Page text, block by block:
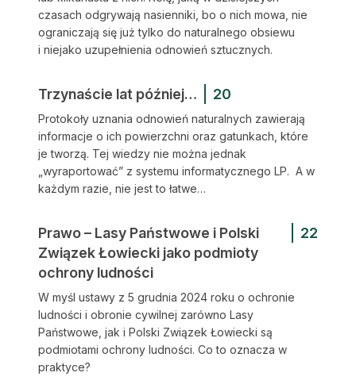
czasach odgrywają nasienniki, bo o nich mowa, nie
ograniczają się już tylko do naturalnego obsiewu
i niejako uzupełnienia odnowień sztucznych.
Trzynaście lat później… 20
Protokoły uznania odnowień naturalnych zawierają
informacje o ich powierzchni oraz gatunkach, które
je tworzą. Tej wiedzy nie można jednak
„wyraportować” z systemu informatycznego LP. A w
każdym razie, nie jest to łatwe…
Prawo – Lasy Państwowe i Polski
Związek Łowiecki jako podmioty
ochrony ludności
22
W myśl ustawy z 5 grudnia 2024 roku o ochronie
ludności i obronie cywilnej zarówno Lasy
Państwowe, jak i Polski Związek Łowiecki są
podmiotami ochrony ludności. Co to oznacza w
praktyce?